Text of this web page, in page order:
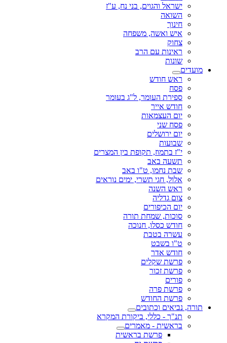
ישראל והגוים, בני נח, ע"ז
השואה
חינוך
איש ואשה, משפחה
צחוק
ראינות עם הרב
שונות
מועדים
ראש חודש
פסח
ספירת העומר, ל"ג בעומר
חודש אייר
יום העצמאות
פסח שני
יום ירושלים
שבועות
י"ז בתמוז, תקופת בין המצרים
תשעה באב
שבת נחמו, ט"ו באב
אלול, חגי תשרי, ימים נוראים
ראש השנה
צום גדליה
יום הכיפורים
סוכות, שמחת תורה
חודש כסלו, חנוכה
עשרה בטבת
ט"ו בשבט
חודש אדר
פרשת שקלים
פרשת זכור
פורים
פרשת פרה
פרשת החודש
תורה, נביאים וכתובים
תנ"ך - כללי, ביקורת המקרא
בראשית - מאמרים
פרשת בראשית